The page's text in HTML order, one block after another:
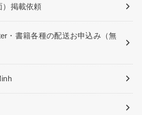
）掲載依頼
・書籍各種の配送お申込み（無